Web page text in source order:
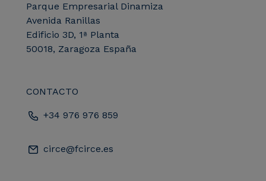
Parque Empresarial Dinamiza
Avenida Ranillas
Edificio 3D, 1ª Planta
50018, Zaragoza España
CONTACTO
+34 976 976 859
circe@fcirce.es